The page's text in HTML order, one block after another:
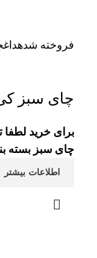
فروخته شدهداغ
چای سبز
برای خرید لطفا
چای سبز بسته بندی ۱۰۰ گرمی کی‌نوش
اطلاعات بیشتر